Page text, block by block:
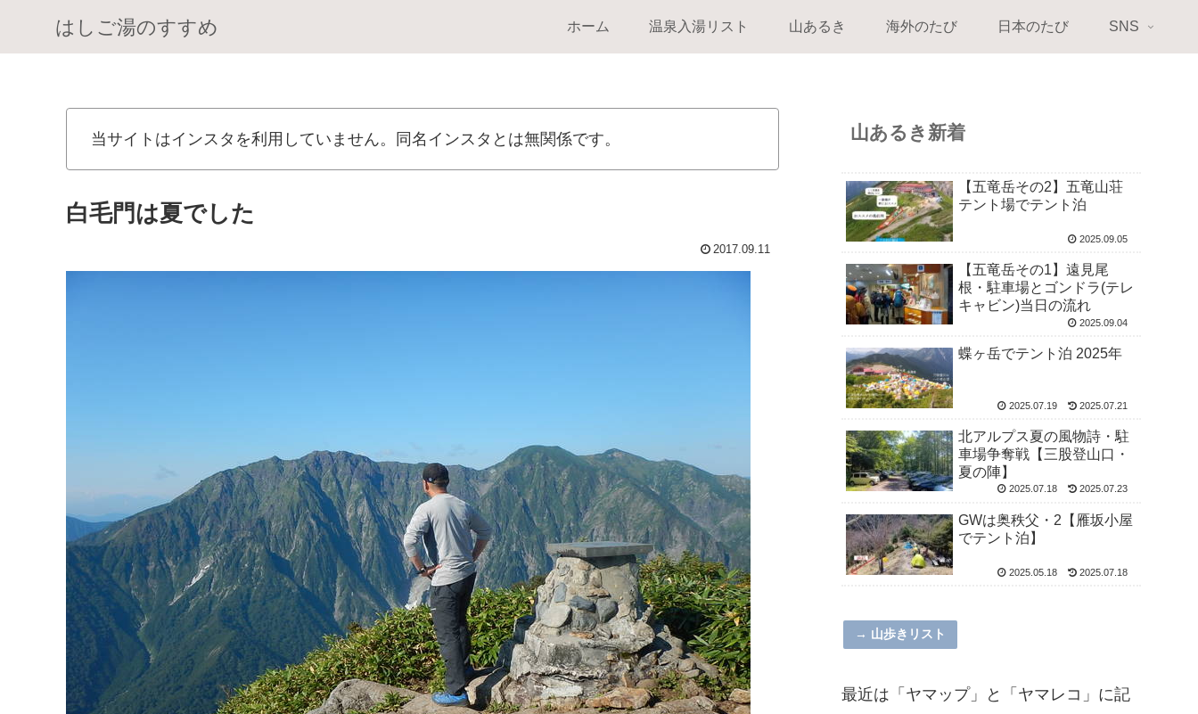
はしご湯のすすめ ホーム 温泉入湯リスト 山あるき 海外のたび 日本のたび SNS
当サイトはインスタを利用していません。同名インスタとは無関係です。
白毛門は夏でした
2017.09.11
山あるき新着
【五竜岳その2】五竜山荘
テント場でテント泊
2025.09.05
【五竜岳その1】遠見尾
根・駐車場とゴンドラ(テレ
キャビン)当日の流れ
2025.09.04
蝶ヶ岳でテント泊 2025年
2025.07.19 2025.07.21
北アルプス夏の風物詩・駐
車場争奪戦【三股登山口・
夏の陣】
2025.07.18 2025.07.23
GWは奥秩父・2【雁坂小屋
でテント泊】
2025.05.18 2025.07.18
→ 山歩きリスト
最近は「ヤマップ」と「ヤマレコ」に記